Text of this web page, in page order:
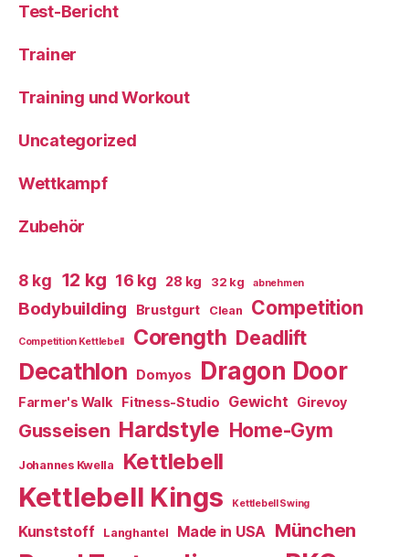
Test-Bericht
Trainer
Training und Workout
Uncategorized
Wettkampf
Zubehör
8 kg 12 kg 16 kg 28 kg 32 kg abnehmen
Bodybuilding Brustgurt Clean Competition
Competition Kettlebell Corength Deadlift
Decathlon Domyos Dragon Door
Farmer's Walk Fitness-Studio Gewicht Girevoy
Gusseisen Hardstyle Home-Gym
Johannes Kwella Kettlebell
Kettlebell Kings Kettlebell Swing
Kunststoff Langhantel Made in USA München